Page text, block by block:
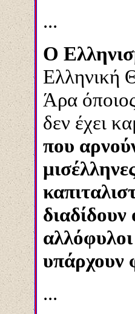
...
Ο
Ελληνική
Άρα
δεν έχει
που
αλλόφυλοι
υπάρχουν
...